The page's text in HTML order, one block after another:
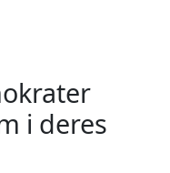
i deres